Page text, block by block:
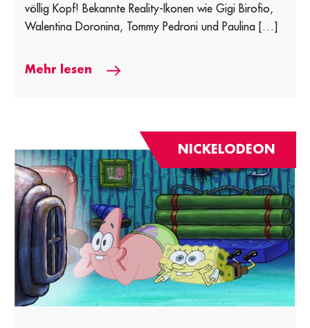
völlig Kopf! Bekannte Reality-Ikonen wie Gigi Birofio,
Walentina Doronina, Tommy Pedroni und Paulina […]
Mehr lesen
NICKELODEON